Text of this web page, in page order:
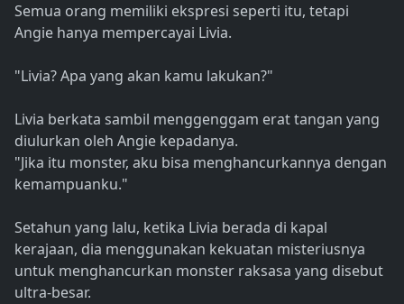
Semua orang memiliki ekspresi seperti itu, tetapi
Angie hanya mempercayai Livia.
"Livia? Apa yang akan kamu lakukan?"
Livia berkata sambil menggenggam erat tangan yang
diulurkan oleh Angie kepadanya.
"Jika itu monster, aku bisa menghancurkannya dengan
kemampuanku."
Setahun yang lalu, ketika Livia berada di kapal
kerajaan, dia menggunakan kekuatan misteriusnya
untuk menghancurkan monster raksasa yang disebut
ultra-besar.